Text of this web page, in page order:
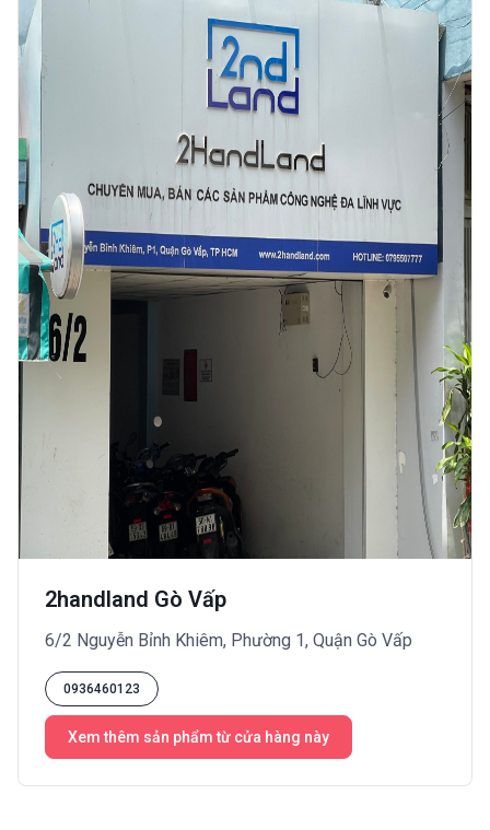
2handland Gò Vấp
6/2 Nguyễn Bỉnh Khiêm, Phường 1, Quận Gò Vấp
0936460123
Xem thêm sản phẩm từ cửa hàng này